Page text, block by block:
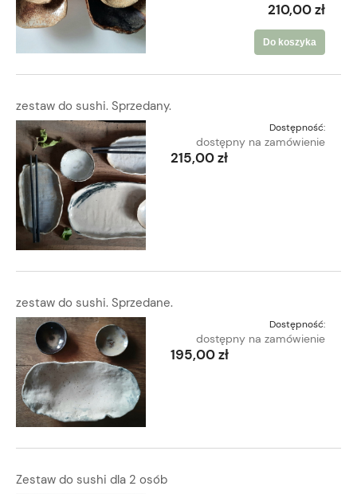
210,00 zł
Do koszyka
zestaw do sushi. Sprzedany.
Dostępność:
dostępny na zamówienie
215,00 zł
zestaw do sushi. Sprzedane.
Dostępność:
dostępny na zamówienie
195,00 zł
Zestaw do sushi dla 2 osób